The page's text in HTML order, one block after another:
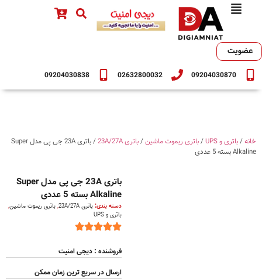
09204030870
02632800032
09204030838
عضویت
خانه/باتری و UPS /باتری ریموت ماشین/باتری 23A/27A
/ باتری 23A جی پی مدل Super
Alkaline بسته 5 عددی
باتری 23A جی پی مدل Super
Alkaline بسته 5 عددی
دسته بندی:باتری 23A/27A ,باتری ریموت ماشین,
باتری و UPS
فروشنده : دیجی امنیت
ارسال در سریع ترین زمان ممکن